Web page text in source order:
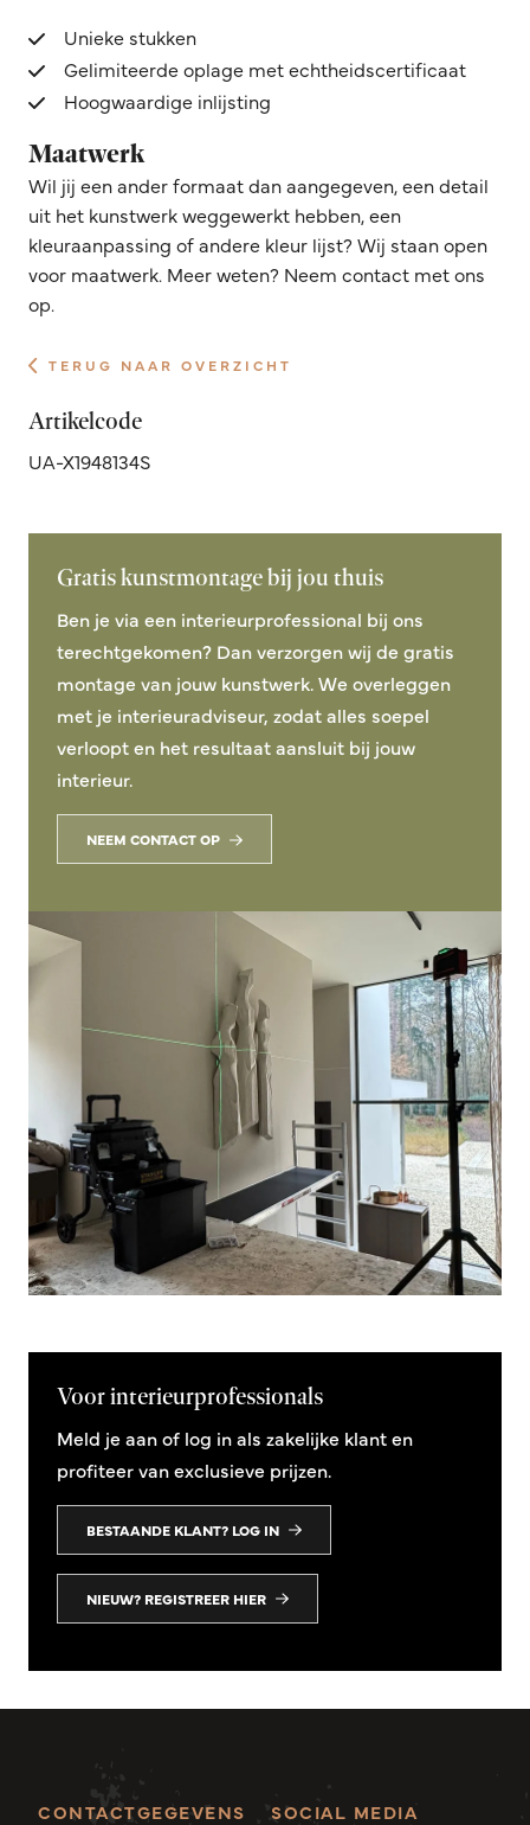
Unieke stukken
Gelimiteerde oplage met echtheidscertificaat
Hoogwaardige inlijsting
Maatwerk
Wil jij een ander formaat dan aangegeven, een detail
uit het kunstwerk weggewerkt hebben, een
kleuraanpassing of andere kleur lijst? Wij staan open
voor maatwerk. Meer weten? Neem contact met ons
op.
TERUG NAAR OVERZICHT
Artikelcode
UA-X1948134S
Gratis kunstmontage bij jou thuis
Ben je via een interieurprofessional bij ons
terechtgekomen? Dan verzorgen wij de gratis
montage van jouw kunstwerk. We overleggen
met je interieuradviseur, zodat alles soepel
verloopt en het resultaat aansluit bij jouw
interieur.
NEEM CONTACT OP
Voor interieurprofessionals
Meld je aan of log in als zakelijke klant en
profiteer van exclusieve prijzen.
BESTAANDE KLANT? LOG IN
NIEUW? REGISTREER HIER
CONTACTGEGEVENS
SOCIAL MEDIA